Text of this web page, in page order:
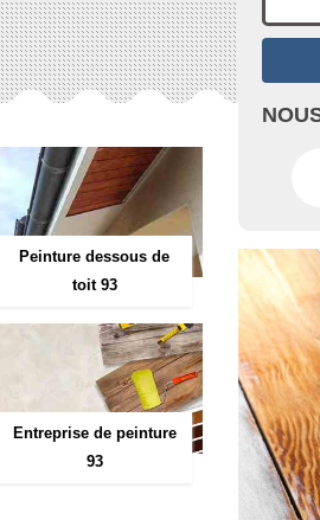
Peinture dessous de
toit 93
Entreprise de peinture
93